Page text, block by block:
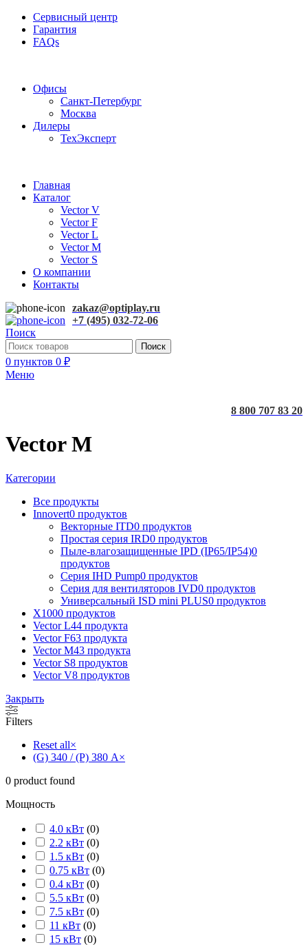
Сервисный центр
Гарантия
FAQs
Офисы
Санкт-Петербург
Москва
Дилеры
ТехЭксперт
Главная
Каталог
Vector V
Vector F
Vector L
Vector M
Vector S
О компании
Контакты
zakaz@optiplay.ru
+7 (495) 032-72-06
Поиск
Поиск
0 пунктов 0 ₽
Меню
8 800 707 83 20
Vector M
Категории
Все продукты
Innovert0 продуктов
Векторные ITD0 продуктов
Простая серия IRD0 продуктов
Пыле-влагозащищенные IPD (IP65/IP54)0
продуктов
Серия IHD Pump0 продуктов
Серия для вентиляторов IVD0 продуктов
Универсальный ISD mini PLUS0 продуктов
X1000 продуктов
Vector L44 продукта
Vector F63 продукта
Vector M43 продукта
Vector S8 продуктов
Vector V8 продуктов
Закрыть
Filters
Reset all×
(G) 340 / (P) 380 А×
0 product found
Мощность
4.0 кВт (0)
2.2 кВт (0)
1.5 кВт (0)
0.75 кВт (0)
0.4 кВт (0)
5.5 кВт (0)
7.5 кВт (0)
11 кВт (0)
15 кВт (0)